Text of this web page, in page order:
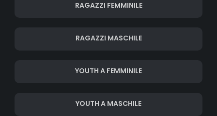
RAGAZZI FEMMINILE
RAGAZZI MASCHILE
YOUTH A FEMMINILE
YOUTH A MASCHILE